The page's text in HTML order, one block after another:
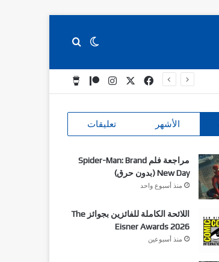
الوضع المظلم
بحث عن
فيسبوك انستقرام
‫Patreon
الأشهر تعليقات
مراجعة فلم Spider-Man: Brand
New Day (بدون حرق)
منذ أسبوع واحد
اللائحة الكاملة للفائزين بجوائز The
Eisner Awards 2026
منذ أسبوعين